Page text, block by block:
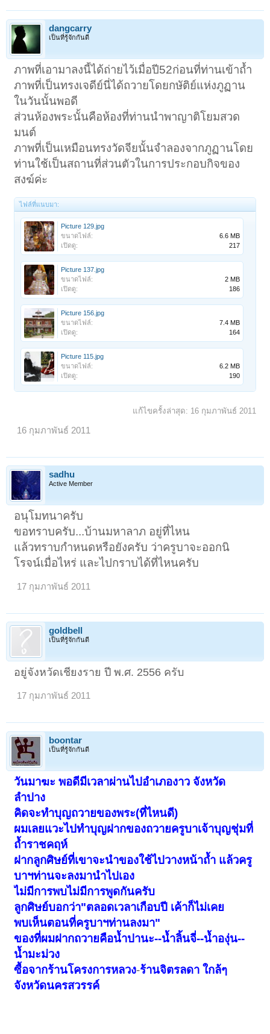
dangcarry
เป็นที่รู้จักกันดี
ภาพที่เอามาลงนี้ได้ถ่ายไว้เมื่อปี52ก่อนที่ท่านเข้าถ้ำ
ภาพที่เป็นทรงเจดีย์นี่ได้ถวายโดยกษัติย์แห่งภูฏาน
ในวันนั้นพอดี
ส่วนห้องพระนั้นคือห้องที่ท่านนำพาญาติโยมสวด
มนต์
ภาพที่เป็นเหมือนทรงวัดจียนั้นจำลองจากภูฏานโดย
ท่านใช้เป็นสถานที่ส่วนตัวในการประกอบกิจของ
สงฆ์ค่ะ
ไฟล์ที่แนบมา:
Picture 129.jpg
ขนาดไฟล์:
6.6 MB
เปิดดู:
217
Picture 137.jpg
ขนาดไฟล์:
2 MB
เปิดดู:
186
Picture 156.jpg
ขนาดไฟล์:
7.4 MB
เปิดดู:
164
Picture 115.jpg
ขนาดไฟล์:
6.2 MB
เปิดดู:
190
แก้ไขครั้งล่าสุด: 16 กุมภาพันธ์ 2011
16 กุมภาพันธ์ 2011
sadhu
Active Member
อนุโมทนาครับ
ขอทราบครับ...บ้านมหาลาภ อยู่ที่ไหน
แล้วทราบกำหนดหรือยังครับ ว่าครูบาจะออกนิ
โรจน์เมื่อไหร่ และไปกราบได้ที่ไหนครับ
17 กุมภาพันธ์ 2011
goldbell
เป็นที่รู้จักกันดี
อยู่จังหวัดเชียงราย ปี พ.ศ. 2556 ครับ
17 กุมภาพันธ์ 2011
boontar
เป็นที่รู้จักกันดี
วันมาฆะ พอดีมีเวลาผ่านไปอำเภองาว จังหวัด
ลำปาง
คิดจะทำบุญถวายของพระ(ที่ไหนดี)
ผมเลยแวะไปทำบุญฝากของถวายครูบาเจ้าบุญชุ่มที่
ถ้ำราชคฤห์
ฝากลูกศิษย์ที่เขาจะนำของใช้ไปวางหน้าถ้ำ แล้วครู
บาฯท่านจะลงมานำไปเอง
ไม่มีการพบไม่มีการพูดกันครับ
ลูกศิษย์บอกว่า"ตลอดเวลาเกือบปี เค้าก็ไม่เคย
พบเห็นตอนที่ครูบาฯท่านลงมา"
ของที่ผมฝากถวายคือน้ำปานะ--น้ำลิ้นจี่--น้ำองุ่น--
น้ำมะม่วง
ซื้อจากร้านโครงการหลวง-ร้านจิตรลดา ใกล้ๆ
จังหวัดนครสวรรค์